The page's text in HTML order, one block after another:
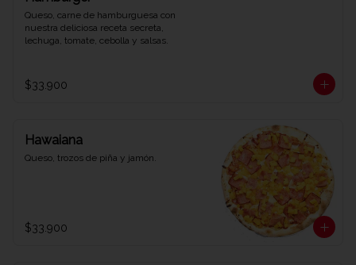
Queso, carne de hamburguesa con
nuestra deliciosa receta secreta,
lechuga, tomate, cebolla y salsas.
$33.900
Hawaiana
Queso, trozos de piña y jamón.
$33.900